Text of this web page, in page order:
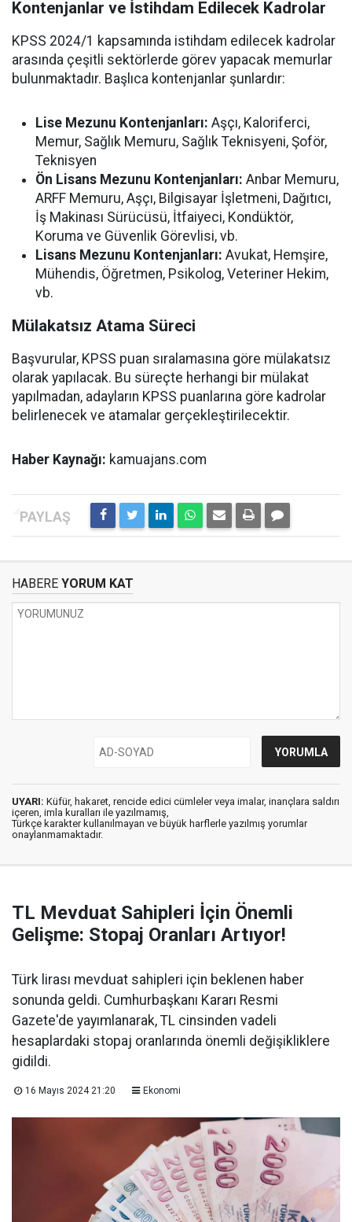
Kontenjanlar ve İstihdam Edilecek Kadrolar
KPSS 2024/1 kapsamında istihdam edilecek kadrolar
arasında çeşitli sektörlerde görev yapacak memurlar
bulunmaktadır. Başlıca kontenjanlar şunlardır:
Lise Mezunu Kontenjanları: Aşçı, Kaloriferci,
Memur, Sağlık Memuru, Sağlık Teknisyeni, Şoför,
Teknisyen
Ön Lisans Mezunu Kontenjanları: Anbar Memuru,
ARFF Memuru, Aşçı, Bilgisayar İşletmeni, Dağıtıcı,
İş Makinası Sürücüsü, İtfaiyeci, Kondüktör,
Koruma ve Güvenlik Görevlisi, vb.
Lisans Mezunu Kontenjanları: Avukat, Hemşire,
Mühendis, Öğretmen, Psikolog, Veteriner Hekim,
vb.
Mülakatsız Atama Süreci
Başvurular, KPSS puan sıralamasına göre mülakatsız
olarak yapılacak. Bu süreçte herhangi bir mülakat
yapılmadan, adayların KPSS puanlarına göre kadrolar
belirlenecek ve atamalar gerçekleştirilecektir.
Haber Kaynağı: kamuajans.com
HABERE YORUM KAT
UYARI: Küfür, hakaret, rencide edici cümleler veya imalar, inançlara saldırı
içeren, imla kuralları ile yazılmamış,
Türkçe karakter kullanılmayan ve büyük harflerle yazılmış yorumlar
onaylanmamaktadır.
TL Mevduat Sahipleri İçin Önemli
Gelişme: Stopaj Oranları Artıyor!
Türk lirası mevduat sahipleri için beklenen haber
sonunda geldi. Cumhurbaşkanı Kararı Resmi
Gazete'de yayımlanarak, TL cinsinden vadeli
hesaplardaki stopaj oranlarında önemli değişikliklere
gidildi.
16 Mayıs 2024 21:20 Ekonomi